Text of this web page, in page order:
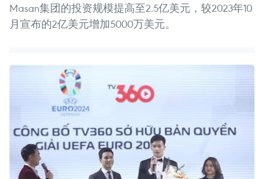
Masan集团的投资规模提高至2.5亿美元，较2023年10
月宣布的2亿美元增加5000万美元。